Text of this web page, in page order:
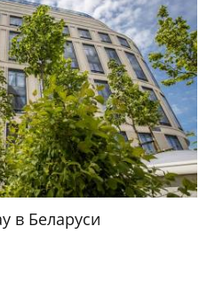
в Беларуси